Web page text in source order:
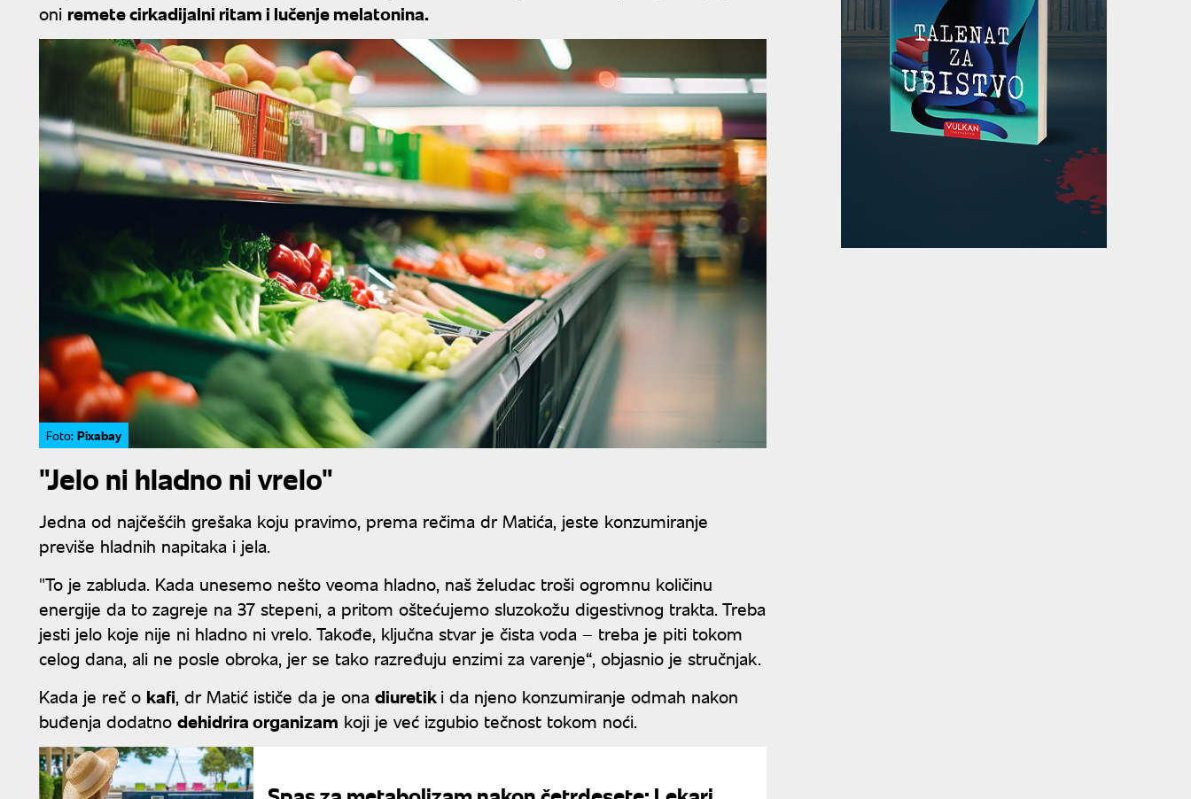
oni remete cirkadijalni ritam i lučenje melatonina.
Foto: Pixabay
"Jelo ni hladno ni vrelo"
Jedna od najčešćih grešaka koju pravimo, prema rečima dr Matića, jeste konzumiranje
previše hladnih napitaka i jela.
"To je zabluda. Kada unesemo nešto veoma hladno, naš želudac troši ogromnu količinu
energije da to zagreje na 37 stepeni, a pritom oštećujemo sluzokožu digestivnog trakta. Treba
jesti jelo koje nije ni hladno ni vrelo. Takođe, ključna stvar je čista voda – treba je piti tokom
celog dana, ali ne posle obroka, jer se tako razređuju enzimi za varenje“, objasnio je stručnjak.
Kada je reč o kafi, dr Matić ističe da je ona diuretiki da njeno konzumiranje odmah nakon
buđenja dodatno dehidrira organizam koji je već izgubio tečnost tokom noći.